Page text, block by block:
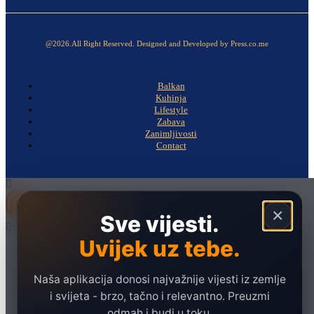
@2026.All Right Reserved. Designed and Developed by Press.co.me
Balkan
Kuhinja
Lifestyle
Zabava
Zanimljivosti
Contact
×
Sve vijesti.
Uvijek uz tebe.
Naša aplikacija donosi najvažnije vijesti iz zemlje
i svijeta - brzo, tačno i relevantno. Preuzmi
Društvo